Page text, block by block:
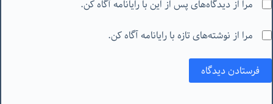
مرا از دیدگاه‌های پس از این با رایانامه آگاه کن.
مرا از نوشته‌های تازه با رایانامه آگاه کن.
فرستادن دیدگاه